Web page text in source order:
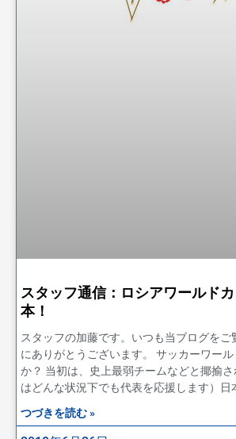
スタッフ通信：ロシアワールド
本！
スタッフの加藤です。いつも当ブログをご
にありがとうございます。 サッカーワー
か？ 当初は、史上最弱チームなどと揶揄
はどんな状況下でも代表を応援します）日
つづきを読む »